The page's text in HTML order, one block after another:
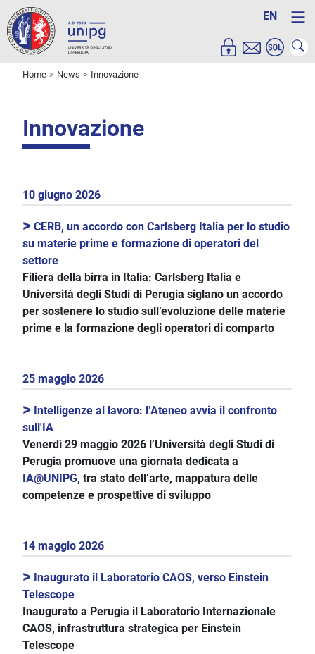
EN
Home News Innovazione
Innovazione
10 giugno 2026
> CERB, un accordo con Carlsberg Italia per lo studio
su materie prime e formazione di operatori del
settore
Filiera della birra in Italia: Carlsberg Italia e
Università degli Studi di Perugia siglano un accordo
per sostenere lo studio sull’evoluzione delle materie
prime e la formazione degli operatori di comparto
25 maggio 2026
> Intelligenze al lavoro: l’Ateneo avvia il confronto
sull'IA
Venerdì 29 maggio 2026 l’Università degli Studi di
Perugia promuove una giornata dedicata a
IA@UNIPG, tra stato dell’arte, mappatura delle
competenze e prospettive di sviluppo
14 maggio 2026
> Inaugurato il Laboratorio CAOS, verso Einstein
Telescope
Inaugurato a Perugia il Laboratorio Internazionale
CAOS, infrastruttura strategica per Einstein
Telescope